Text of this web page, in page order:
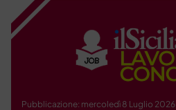
Pubblicazione: mercoledì 8 Luglio 2026